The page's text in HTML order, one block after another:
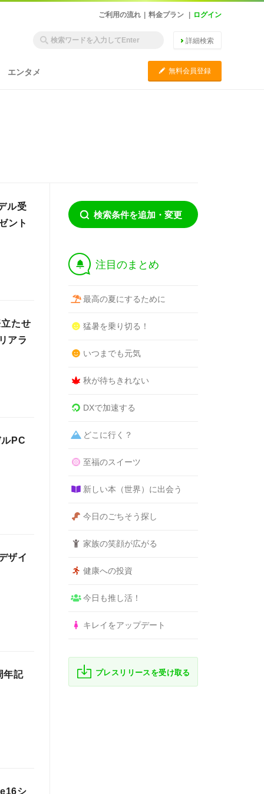
ご利用の流れ 料金プラン ログイン
詳細検索
エンタメ C 無料会員登録
ル受
ント
たせ
アラ
PC
ザイ
年記
シ
検索条件を追加・変更
† 注目のまとめ
最高の夏にするために
猛暑を乗り切る！
いつまでも元気
秋が待ちきれない
DXで加速する
どこに行く？
至福のスイーツ
新しい本（世界）に出会う
今日のごちそう探し
家族の笑顔が広がる
健康への投資
今日も推し活！
キレイをアップデート
プレスリリースを受け取る